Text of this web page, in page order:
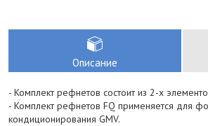
Описание
- Комплект рефнетов состоит из 2-х
- Комплект рефнетов FQ применяется для
кондиционирования GMV.